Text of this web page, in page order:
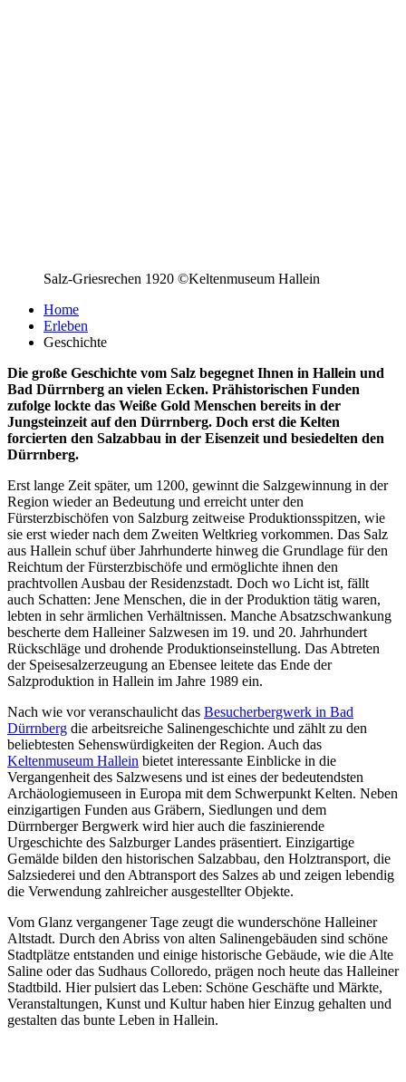
Salz-Griesrechen 1920 ©Keltenmuseum Hallein
Home
Erleben
Geschichte
Die große Geschichte vom Salz begegnet Ihnen in Hallein und
Bad Dürrnberg an vielen Ecken. Prähistorischen Funden
zufolge lockte das Weiße Gold Menschen bereits in der
Jungsteinzeit auf den Dürrnberg. Doch erst die Kelten
forcierten den Salzabbau in der Eisenzeit und besiedelten den
Dürrnberg.
Erst lange Zeit später, um 1200, gewinnt die Salzgewinnung in der
Region wieder an Bedeutung und erreicht unter den
Fürsterzbischöfen von Salzburg zeitweise Produktionsspitzen, wie
sie erst wieder nach dem Zweiten Weltkrieg vorkommen. Das Salz
aus Hallein schuf über Jahrhunderte hinweg die Grundlage für den
Reichtum der Fürsterzbischöfe und ermöglichte ihnen den
prachtvollen Ausbau der Residenzstadt. Doch wo Licht ist, fällt
auch Schatten: Jene Menschen, die in der Produktion tätig waren,
lebten in sehr ärmlichen Verhältnissen. Manche Absatzschwankung
bescherte dem Halleiner Salzwesen im 19. und 20. Jahrhundert
Rückschläge und drohende Produktionseinstellung. Das Abtreten
der Speisesalzerzeugung an Ebensee leitete das Ende der
Salzproduktion in Hallein im Jahre 1989 ein.
Nach wie vor veranschaulicht das Besucherbergwerk in Bad
Dürrnberg die arbeitsreiche Salinengeschichte und zählt zu den
beliebtesten Sehenswürdigkeiten der Region. Auch das
Keltenmuseum Hallein bietet interessante Einblicke in die
Vergangenheit des Salzwesens und ist eines der bedeutendsten
Archäologiemuseen in Europa mit dem Schwerpunkt Kelten. Neben
einzigartigen Funden aus Gräbern, Siedlungen und dem
Dürrnberger Bergwerk wird hier auch die faszinierende
Urgeschichte des Salzburger Landes präsentiert. Einzigartige
Gemälde bilden den historischen Salzabbau, den Holztransport, die
Salzsiederei und den Abtransport des Salzes ab und zeigen lebendig
die Verwendung zahlreicher ausgestellter Objekte.
Vom Glanz vergangener Tage zeugt die wunderschöne Halleiner
Altstadt. Durch den Abriss von alten Salinengebäuden sind schöne
Stadtplätze entstanden und einige historische Gebäude, wie die Alte
Saline oder das Sudhaus Colloredo, prägen noch heute das Halleiner
Stadtbild. Hier pulsiert das Leben: Schöne Geschäfte und Märkte,
Veranstaltungen, Kunst und Kultur haben hier Einzug gehalten und
gestalten das bunte Leben in Hallein.